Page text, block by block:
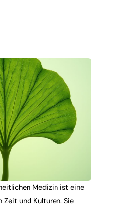
Medizin ist eine
Zeit und Kulturen. Sie